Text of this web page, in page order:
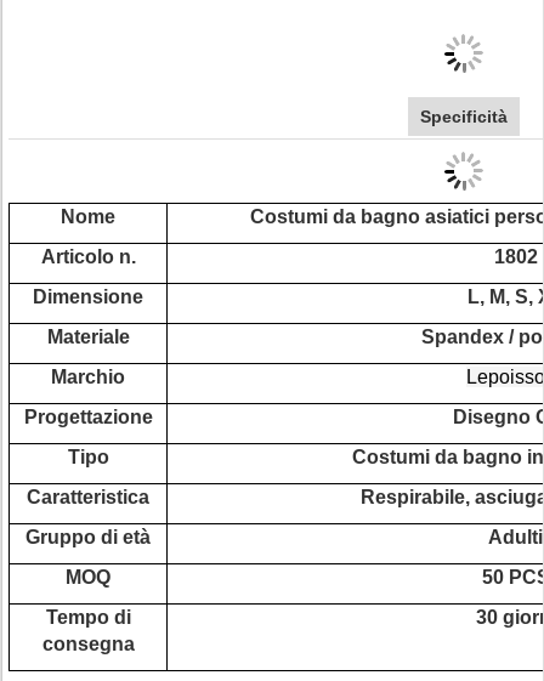
Specificità
Nome
Costumi da bagno asiatici
Articolo n.
1802
Dimensione
L, M, S,
Materiale
Spandex /
Marchio
Progettazione
Disegno
Tipo
Costumi da bagno
Caratteristica
Respirabile,
Gruppo di età
Adulti
MOQ
50
Tempo di
consegna
30